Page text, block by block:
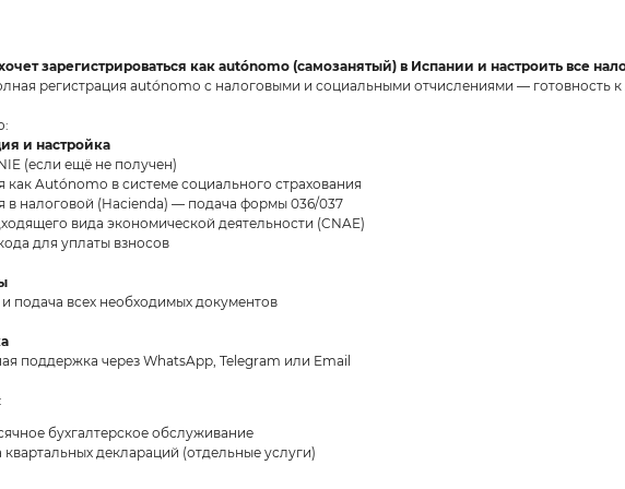
зарегистрироваться как autónomo (самозанятый) в Испании и настроить все
регистрация autónomo с налоговыми и социальными отчислениями — готовность к
и настройка
(если ещё не получен)
как Autónomo в системе социального страхования
в налоговой (Hacienda) — подача формы 036/037
вида экономической деятельности (CNAE)
для уплаты взносов
и подача всех необходимых документов
поддержка через WhatsApp, Telegram или Email
бухгалтерское обслуживание
квартальных деклараций (отдельные услуги)